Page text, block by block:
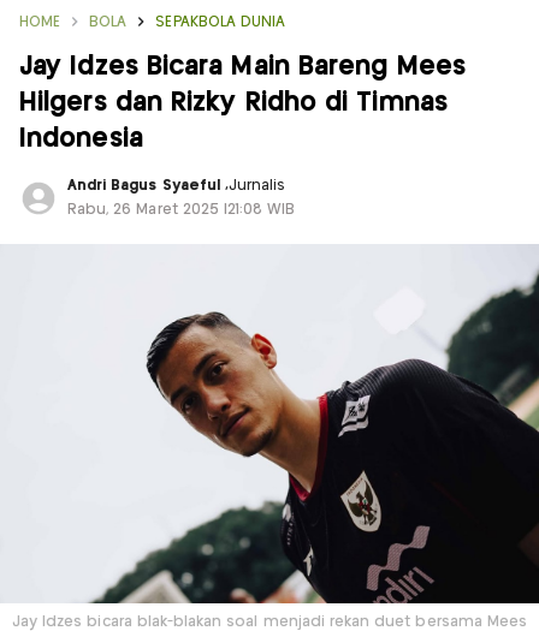
HOME BOLA SEPAKBOLA DUNIA
Jay Idzes Bicara Main Bareng Mees
Hilgers dan Rizky Ridho di Timnas
Indonesia
Andri Bagus Syaeful ,Jurnalis
Rabu, 26 Maret 2025 |21:08 WIB
Jay Idzes bicara blak-blakan soal menjadi rekan duet bersama Mees